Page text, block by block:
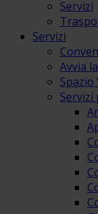
Servizi
Servizi
Avvia
Spazio
Servizi